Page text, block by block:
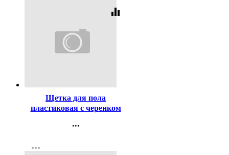
equalizer
Щетка для пола
пластиковая с черенком
...
Регистрация
more_horiz